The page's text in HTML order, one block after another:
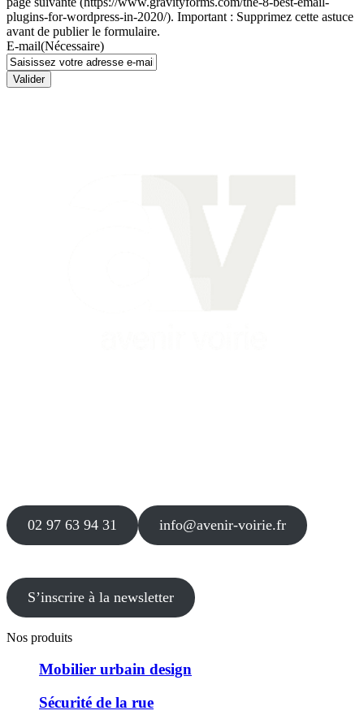
plugins-for-wordpress-in-2020/). Important : Supprimez cette astuce
avant de publier le formulaire.
E-mail(Nécessaire)
Valider
02 97 63 94 31 info@avenir-voirie.fr
S’inscrire à la newsletter
Nos produits
Mobilier urbain design
Sécurité de la rue